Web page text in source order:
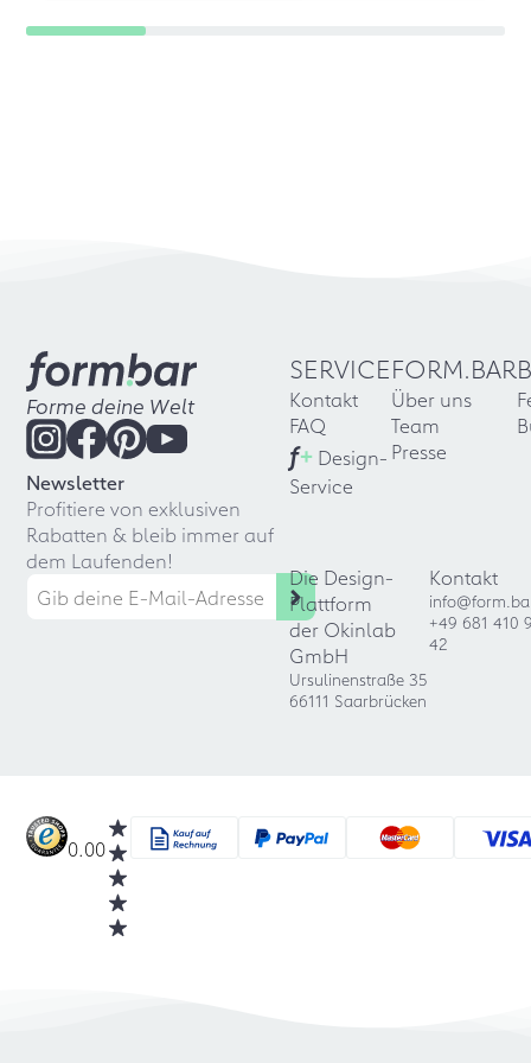
Forme deine Welt
Newsletter
Profitiere von exklusiven
Rabatten & bleib immer auf
dem Laufenden!
SERVICE
Kontakt
FAQ
f+ Design-
Service
FORM.BAR
Über uns
Team
Presse
Die Design-
Plattform
der Okinlab
GmbH
Ursulinenstraße 35
66111 Saarbrücken
Kontakt
+49 681 410
42
0.00